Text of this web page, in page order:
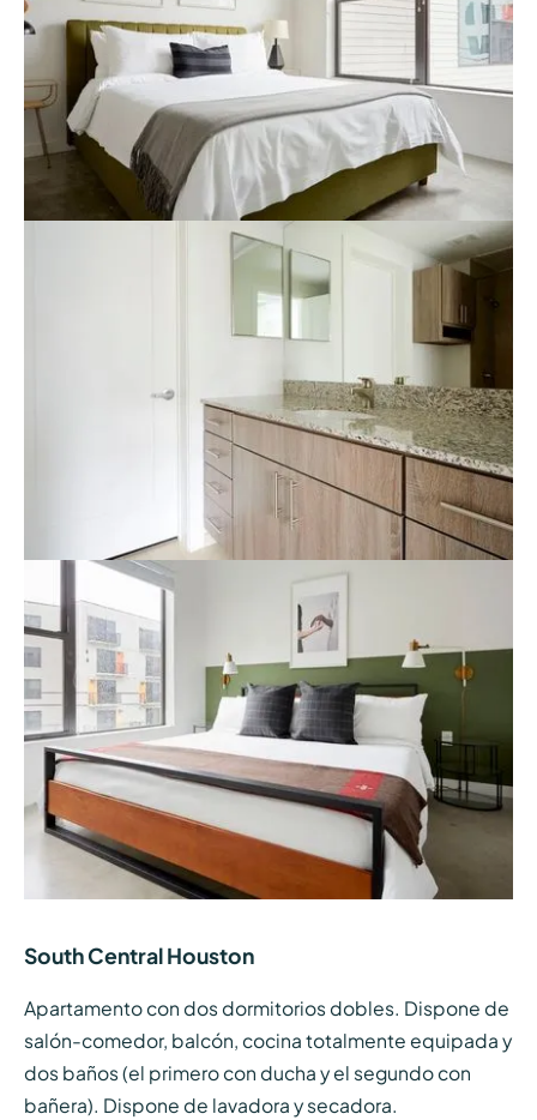
South Central Houston
Apartamento con dos dormitorios dobles. Dispone de
salón-comedor, balcón, cocina totalmente equipada y
dos baños (el primero con ducha y el segundo con
bañera). Dispone de lavadora y secadora.